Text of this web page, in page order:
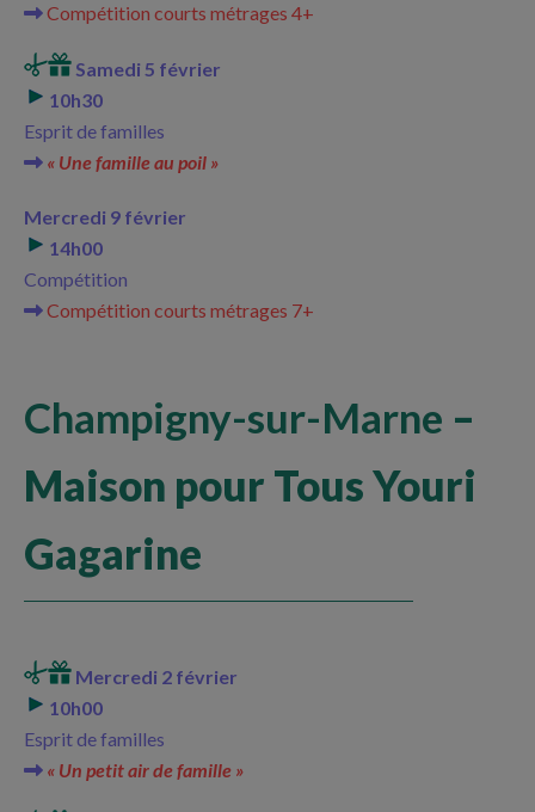
Compétition courts métrages 4+
Samedi 5 février
10h30
Esprit de familles
« Une famille au poil »
Mercredi 9 février
14h00
Compétition
Compétition courts métrages 7+
Champigny-sur-Marne –
Maison pour Tous Youri
Gagarine
Mercredi 2 février
10h00
Esprit de familles
« Un petit air de famille »